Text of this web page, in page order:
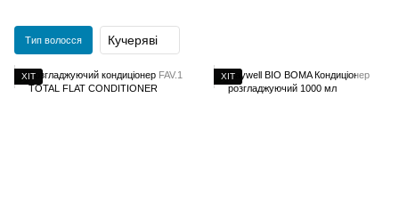
Тип волосся Кучеряві
ХІТ ХІТ